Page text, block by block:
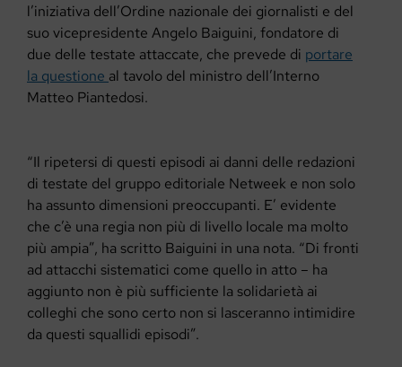
l’iniziativa dell’Ordine nazionale dei giornalisti e del
suo vicepresidente Angelo Baiguini, fondatore di
due delle testate attaccate, che prevede di portare
la questione al tavolo del ministro dell’Interno
Matteo Piantedosi.
“Il ripetersi di questi episodi ai danni delle redazioni
di testate del gruppo editoriale Netweek e non solo
ha assunto dimensioni preoccupanti. E’ evidente
che c’è una regia non più di livello locale ma molto
più ampia”, ha scritto Baiguini in una nota. “Di fronti
ad attacchi sistematici come quello in atto – ha
aggiunto non è più sufficiente la solidarietà ai
colleghi che sono certo non si lasceranno intimidire
da questi squallidi episodi”.